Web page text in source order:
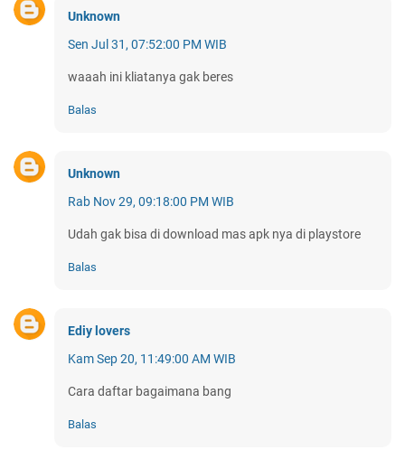
Unknown
Sen Jul 31, 07:52:00 PM WIB
waaah ini kliatanya gak beres
Balas
Unknown
Rab Nov 29, 09:18:00 PM WIB
Udah gak bisa di download mas apk nya di playstore
Balas
Ediy lovers
Kam Sep 20, 11:49:00 AM WIB
Cara daftar bagaimana bang
Balas